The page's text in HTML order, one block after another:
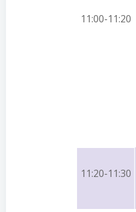
11:00-11:20
11:20-11:30